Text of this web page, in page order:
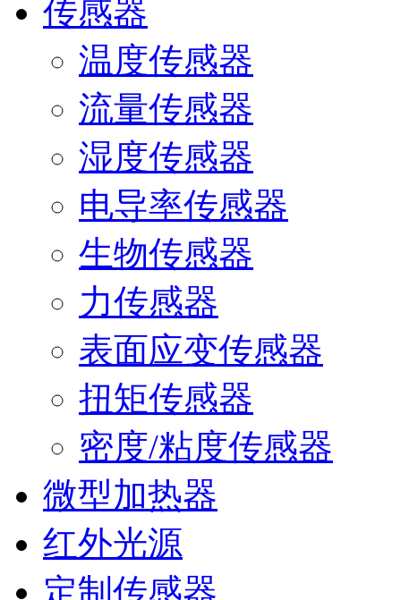
传感器
温度传感器
流量传感器
湿度传感器
电导率传感器
生物传感器
力传感器
表面应变传感器
扭矩传感器
密度/粘度传感器
微型加热器
红外光源
定制传感器